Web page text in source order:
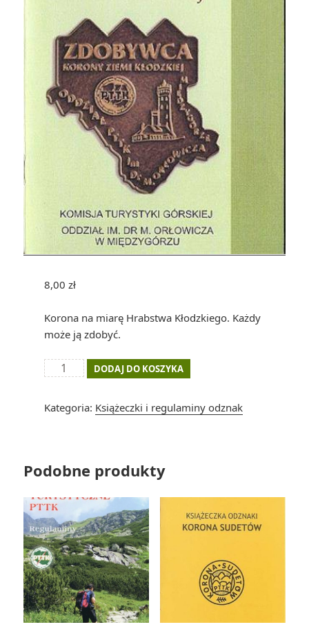
8,00 zł
Korona na miarę Hrabstwa Kłodzkiego. Każdy
może ją zdobyć.
ilość
Książeczka
odznaki
Kłodzkiej"
DODAJ DO KOSZYKA
Kategoria: Książeczki i regulaminy odznak
Podobne produkty